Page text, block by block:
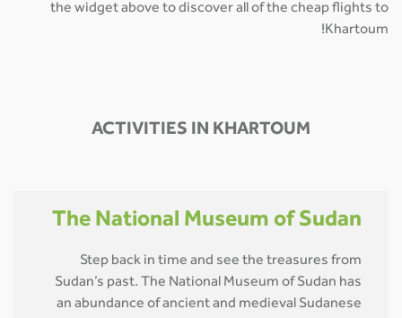
the widget above to discover all of the cheap flights to
Khartoum!
ACTIVITIES IN KHARTOUM
The National Museum of Sudan
Step back in time and see the treasures from
Sudan’s past. The National Museum of Sudan has
an abundance of ancient and medieval Sudanese